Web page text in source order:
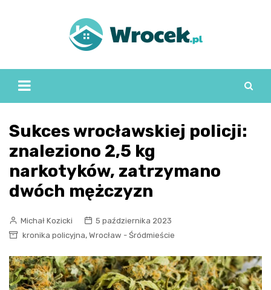
Sukces wrocławskiej policji:
znaleziono 2,5 kg
narkotyków, zatrzymano
dwóch mężczyzn
Michał Kozicki
5 października 2023
kronika policyjna, Wrocław - Śródmieście